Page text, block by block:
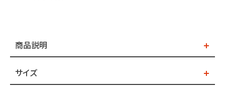
商品説明
サイズ